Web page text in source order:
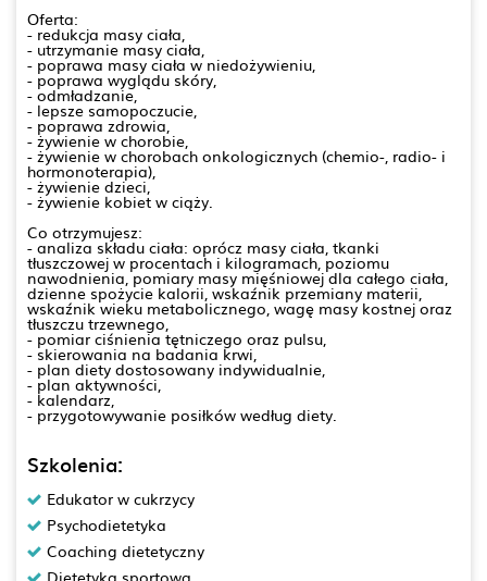
Oferta:
- redukcja masy ciała,
- utrzymanie masy ciała,
- poprawa masy ciała w niedożywieniu,
- poprawa wyglądu skóry,
- odmładzanie,
- lepsze samopoczucie,
- poprawa zdrowia,
- żywienie w chorobie,
- żywienie w chorobach onkologicznych (chemio-, radio- i
hormonoterapia),
- żywienie dzieci,
- żywienie kobiet w ciąży.
Co otrzymujesz:
- analiza składu ciała: oprócz masy ciała, tkanki
tłuszczowej w procentach i kilogramach, poziomu
nawodnienia, pomiary masy mięśniowej dla całego ciała,
dzienne spożycie kalorii, wskaźnik przemiany materii,
wskaźnik wieku metabolicznego, wagę masy kostnej oraz
tłuszczu trzewnego,
- pomiar ciśnienia tętniczego oraz pulsu,
- skierowania na badania krwi,
- plan diety dostosowany indywidualnie,
- plan aktywności,
- kalendarz,
- przygotowywanie posiłków według diety.
Szkolenia:
Edukator w cukrzycy
Psychodietetyka
Coaching dietetyczny
Dietetyka sportowa